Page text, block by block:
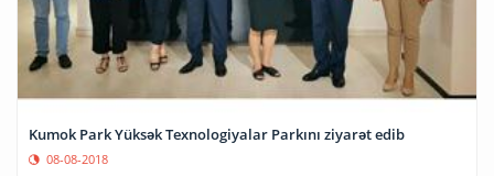
Kumok Park Yüksək Texnologiyalar Parkını ziyarət edib
08-08-2018